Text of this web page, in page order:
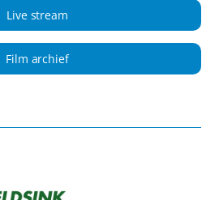
Live stream
Film archief